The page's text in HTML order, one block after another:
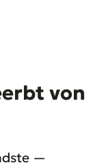
von
—